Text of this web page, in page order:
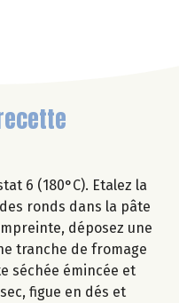
6 (180°C). Etalez la
ronds dans la pâte
déposez une
tranche de fromage
séchée émincée et
figue en dés et